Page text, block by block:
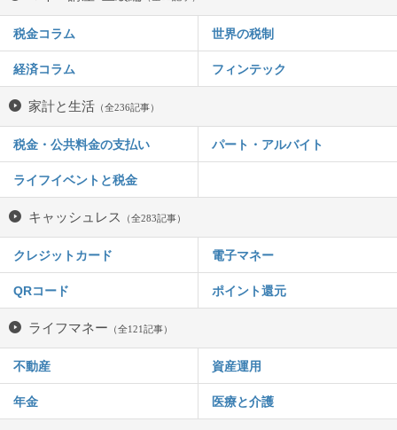
税金コラム 世界の税制
経済コラム フィンテック
家計と生活 （全236記事）
税金・公共料金の支払い パート・アルバイト
ライフイベントと税金
キャッシュレス （全283記事）
クレジットカード 電子マネー
QRコード ポイント還元
ライフマネー （全121記事）
不動産 資産運用
年金 医療と介護